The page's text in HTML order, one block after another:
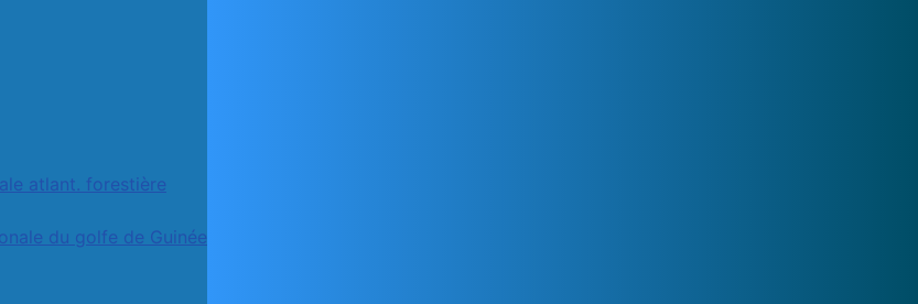
atlant. forestière
du golfe de Guinée